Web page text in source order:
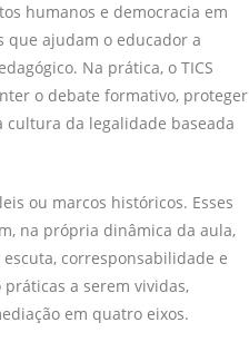
humanos e democracia em
que ajudam o educador a
Na prática, o TICS
o debate formativo, proteger
cultura da legalidade baseada
ou marcos históricos. Esses
na própria dinâmica da aula,
corresponsabilidade e
a serem vividas,
em quatro eixos.